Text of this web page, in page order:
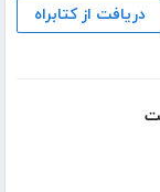
دریافت از کتابراه